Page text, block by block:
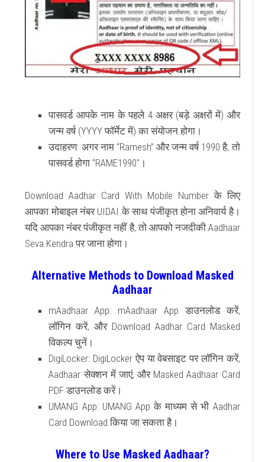
पासवर्ड आपके नाम के पहले 4 अक्षर (बड़े अक्षरों में) और
जन्म वर्ष (YYYY फॉर्मेट में) का संयोजन होगा।
उदाहरण: अगर नाम “Ramesh” और जन्म वर्ष 1990 है, तो
पासवर्ड होगा “RAME1990″।
Download Aadhar Card With Mobile Numberके लिए
आपका मोबाइल नंबर UIDAI के साथ पंजीकृत होना अनिवार्य है।
यदि आपका नंबर पंजीकृत नहीं है, तो आपको नजदीकी Aadhaar
Seva Kendra पर जाना होगा।
Alternative Methods to Download Masked
Aadhaar
mAadhaar App: mAadhaar App डाउनलोड करें,
लॉगिन करें, और Download Aadhar Card Masked
विकल्प चुनें।
DigiLocker: DigiLocker ऐप या वेबसाइट पर लॉगिन करें,
Aadhaar सेक्शन में जाएं, और Masked Aadhaar Card
PDFडाउनलोड करें।
UMANG App: UMANG App के माध्यम से भी Aadhar
Card Download किया जा सकता है।
Where to Use Masked Aadhaar?